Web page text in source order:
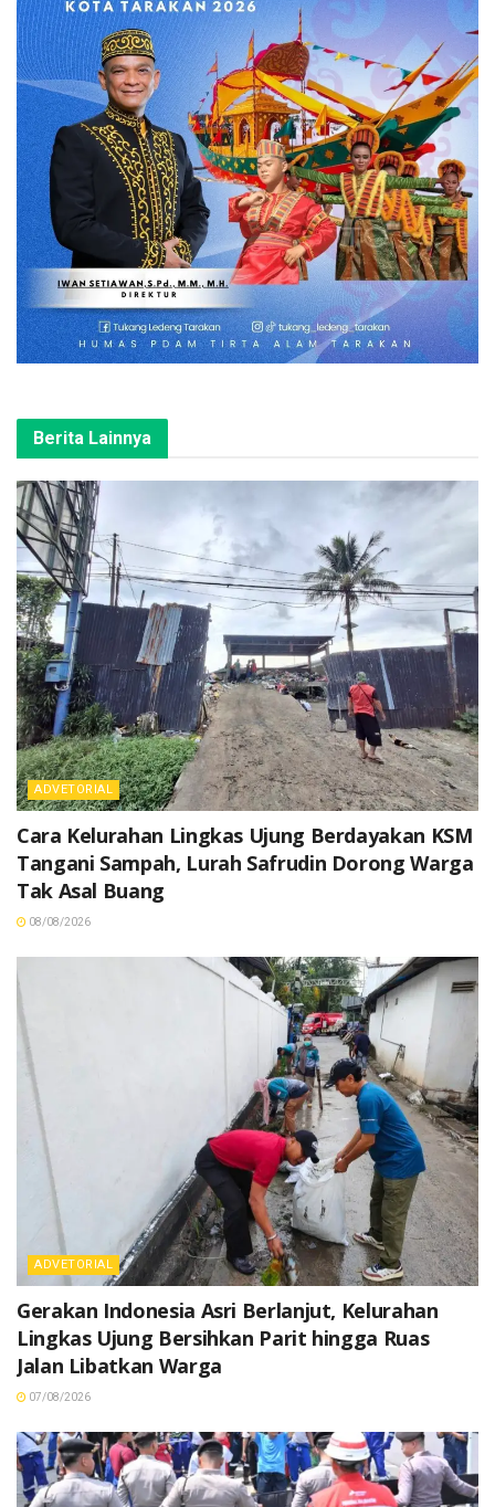
Berita Lainnya
ADVETORIAL
Cara Kelurahan Lingkas Ujung Berdayakan KSM
Tangani Sampah, Lurah Safrudin Dorong Warga
Tak Asal Buang
08/08/2026
ADVETORIAL
Gerakan Indonesia Asri Berlanjut, Kelurahan
Lingkas Ujung Bersihkan Parit hingga Ruas
Jalan Libatkan Warga
07/08/2026